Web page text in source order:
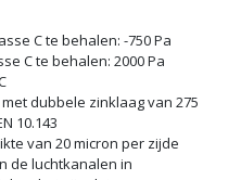
C te behalen: -750 Pa
C te behalen: 2000 Pa
dubbele zinklaag van 275
10.143
van 20 micron per zijde
de luchtkanalen in